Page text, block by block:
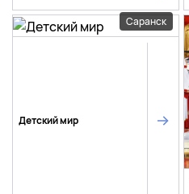
Саранск
Детский мир